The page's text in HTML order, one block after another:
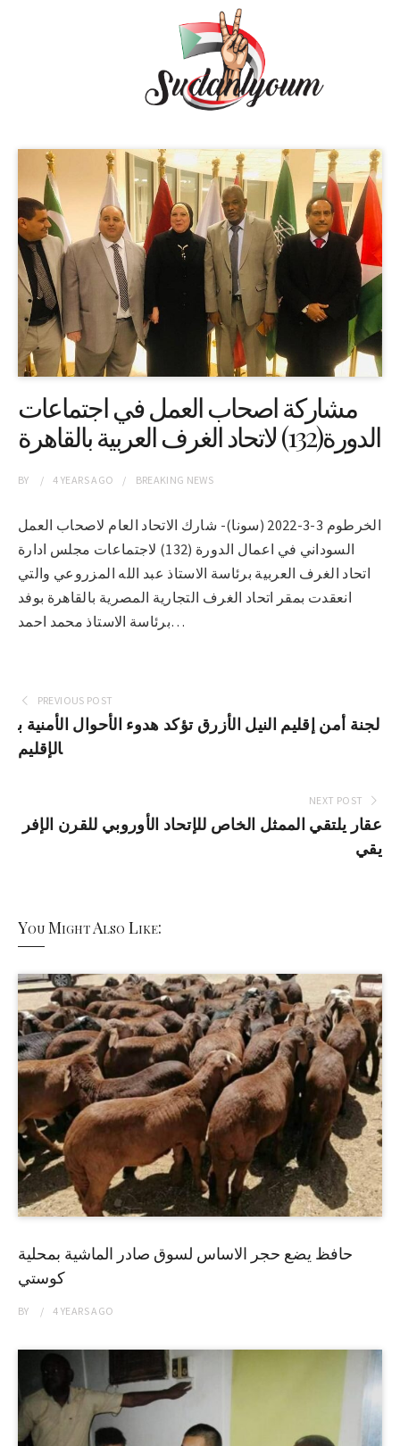
مشاركة اصحاب العمل في اجتماعات
الدورة(132) لاتحاد الغرف العربية بالقاهرة
BY 4 YEARSAGO BREAKING NEWS
الخرطوم 3-3-2022 (سونا)- شارك الاتحاد العام لاصحاب العمل
السوداني في اعمال الدورة (132) لاجتماعات مجلس ادارة
اتحاد الغرف العربية برئاسة الاستاذ عبد الله المزروعي والتي
انعقدت بمقر اتحاد الغرف التجارية المصرية بالقاهرة بوفد
برئاسة الاستاذ محمد احمد…
PREVIOUS POST
لجنة أمن إقليم النيل الأزرق تؤكد هدوء الأحوال الأمنية ب
الإقليم
NEXT POST
عقار يلتقي الممثل الخاص للإتحاد الأوروبي للقرن الإفر
يقي
You Might Also Like:
حافظ يضع حجر الاساس لسوق صادر الماشية بمحلية
كوستي
BY 4 YEARSAGO